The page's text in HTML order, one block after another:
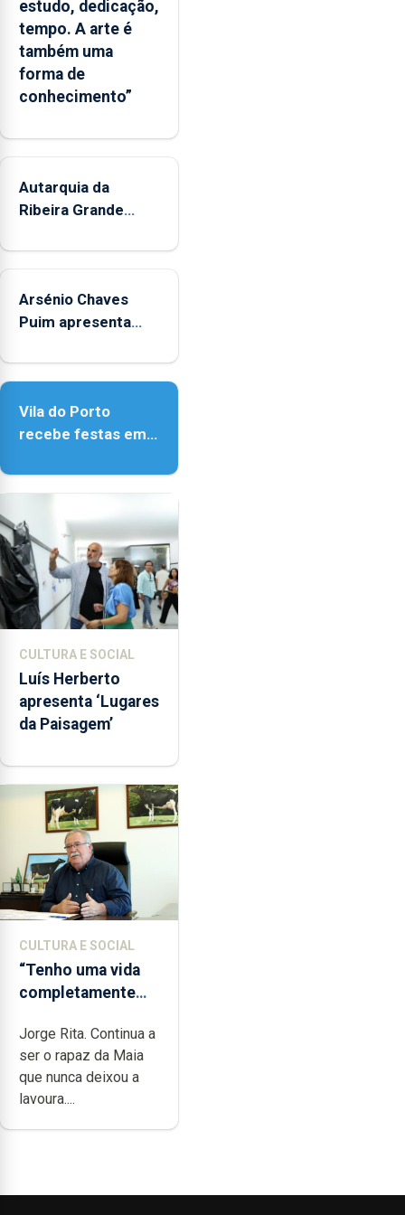
Governo
Regional
e
municípios.
estudo, dedicação,
tempo. A arte é
também uma
forma de
conhecimento”
Autarquia da
Ribeira Grande
"Museus no Verão"
Arsénio Chaves
Puim apresenta
de Vila do Porto
Vila do Porto
recebe festas em
Senhora da
CULTURA E SOCIAL
Luís Herberto
apresenta ‘Lugares
da Paisagem’
CULTURA E SOCIAL
“Tenho uma vida
completamente
dedicação, gosto e
muita paixão”
Jorge Rita. Continua a
ser o rapaz da Maia
que nunca deixou a
lavoura....